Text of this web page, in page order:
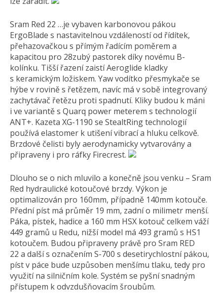
Sram Red 22 …je vybaven karbonovou pákou
ErgoBlade s nastavitelnou vzdáleností od řídítek,
přehazovačkou s přímým řadícím poměrem a
kapacitou pro 28zubý pastorek díky novému B-
kolínku. Tišší řazení zaistí Aeroglide kladky
s keramickým ložiskem. Yaw vodítko přesmykače se
hýbe v rovině s řetězem, navíc má v sobě integrovaný
zachytávač řetězu proti spadnutí. Kliky budou k máni
i ve variantě s Quarq power meterem s technologií
ANT+. Kazeta XG-1190 se StealtRing technologií
používá elastomer k utišení vibrací a hluku celkově.
Brzdové čelisti byly aerodynamicky vytvarovány a
připraveny i pro ráfky Firecrest.
Dlouho se o nich mluvilo a konečně jsou venku – Sram
Red hydraulické kotoučové brzdy. Výkon je
optimalizován pro 160mm, případně 140mm kotouče.
Přední píst má průměr 19 mm, zadní o milimetr menší.
Páka, pístek, hadice a 160 mm HSX kotouč celkem váží
449 gramů u Redu, nižší model má 493 gramů s HS1
kotoučem. Budou připraveny právě pro Sram RED
22 a další s označením S-700 s desetirychlos­tní pákou,
píst v páce bude uzpůsoben menšímu tlaku, tedy pro
využití na silničním kole. Systém se pyšní snadným
přístupem k odvzdušňovacím šroubům.